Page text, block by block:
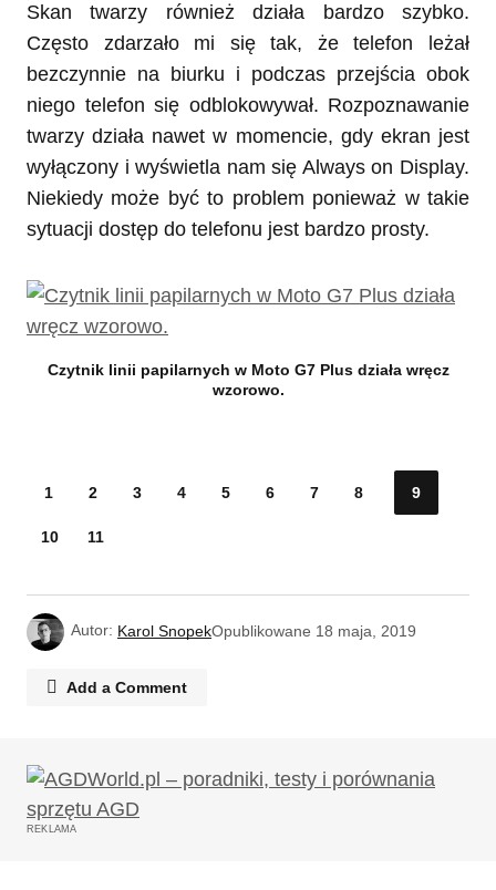
Skan twarzy również działa bardzo szybko.
Często zdarzało mi się tak, że telefon leżał
bezczynnie na biurku i podczas przejścia obok
niego telefon się odblokowywał. Rozpoznawanie
twarzy działa nawet w momencie, gdy ekran jest
wyłączony i wyświetla nam się Always on Display.
Niekiedy może być to problem ponieważ w takie
sytuacji dostęp do telefonu jest bardzo prosty.
Czytnik linii papilarnych w Moto G7 Plus działa wręcz
wzorowo.
1 2 3 4 5 6 7 8 9
10 11
Autor: Karol SnopekOpublikowane 18 maja, 2019
Add a Comment
Twój adres email nie zostanie opublikowany.
Wymagane pola są oznaczone
REKLAMA